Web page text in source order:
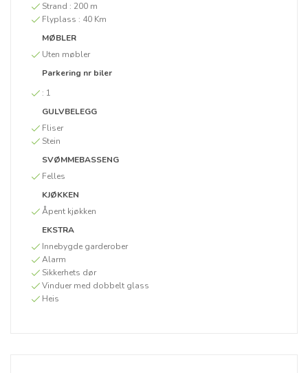
Strand : 200 m
Flyplass : 40 Km
MØBLER
Uten møbler
Parkering nr biler
: 1
GULVBELEGG
Fliser
Stein
SVØMMEBASSENG
Felles
KJØKKEN
Åpent kjøkken
EKSTRA
Innebygde garderober
Alarm
Sikkerhets dør
Vinduer med dobbelt glass
Heis